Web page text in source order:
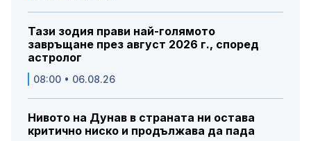
Тази зодия прави най-голямото
завръщане през август 2026 г., според
астролог
08:00 • 06.08.26
Нивото на Дунав в страната ни остава
критично ниско и продължава да пада